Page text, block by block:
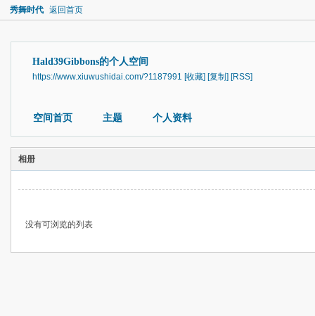
秀舞时代 返回首页
Hald39Gibbons的个人空间
https://www.xiuwushidai.com/?1187991 [收藏] [复制] [RSS]
空间首页 主题 个人资料
相册
没有可浏览的列表